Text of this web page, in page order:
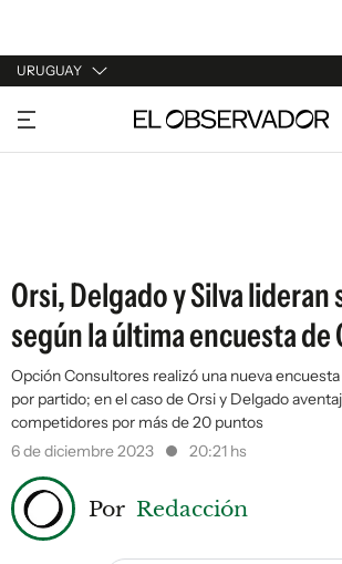
URUGUAY
URUGUAY
ARGENTINA
Orsi, Delgado y Silva lideran
según la última encuesta de
Opción Consultores realizó una nueva
por partido; en el caso de Orsi y Delgado
competidores por más de 20 puntos
6 de diciembre 2023
20:21 hs
Por Redacción